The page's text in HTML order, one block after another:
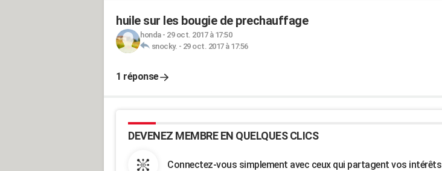
huile sur les bougie de prechauffage
honda- 29 oct. 2017 à 17:50
snocky. - 29 oct. 2017 à 17:56
1 réponse
DEVENEZ MEMBRE EN QUELQUES CLICS
Connectez-vous simplement avec ceux qui partagent vos intérêts